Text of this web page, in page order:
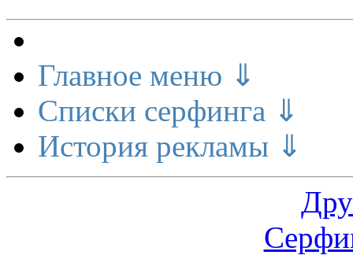
Главное меню ⇓
Списки серфинга ⇓
История рекламы ⇓